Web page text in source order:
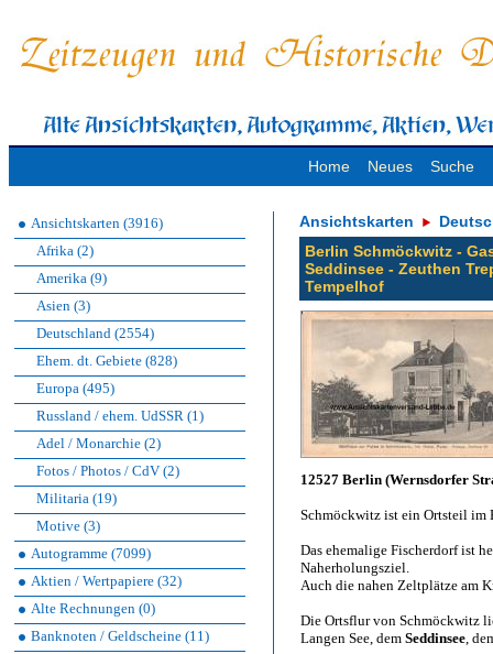
Home Neues Suche
Ansichtskarten (3916)
Afrika (2)
Amerika (9)
Asien (3)
Deutschland (2554)
Ehem. dt. Gebiete (828)
Europa (495)
Russland / ehem. UdSSR (1)
Adel / Monarchie (2)
Fotos / Photos / CdV (2)
Militaria (19)
Motive (3)
Autogramme (7099)
Aktien / Wertpapiere (32)
Alte Rechnungen (0)
Banknoten / Geldscheine (11)
Ansichtskarten
Berlin Schmöckwitz -
Seddinsee - Zeuthen
Tempelhof
12527 Berlin (Wernsdorfer
Schmöckwitz ist ein Ortsteil
Das ehemalige Fischerdorf ist
Naherholungsziel.
Auch die nahen Zeltplätze am
Die Ortsflur von Schmöckwitz
Langen See, dem Seddinsee,